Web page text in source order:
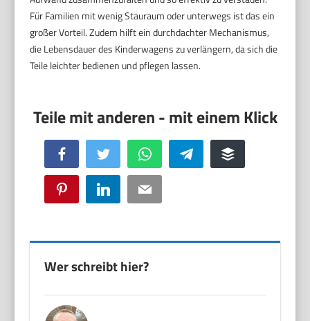
Für Familien mit wenig Stauraum oder unterwegs ist das ein
großer Vorteil. Zudem hilft ein durchdachter Mechanismus,
die Lebensdauer des Kinderwagens zu verlängern, da sich die
Teile leichter bedienen und pflegen lassen.
Facebook Twitter WhatsApp Telegram Buffer
Pinterest LinkedIn Email
Wer schreibt hier?